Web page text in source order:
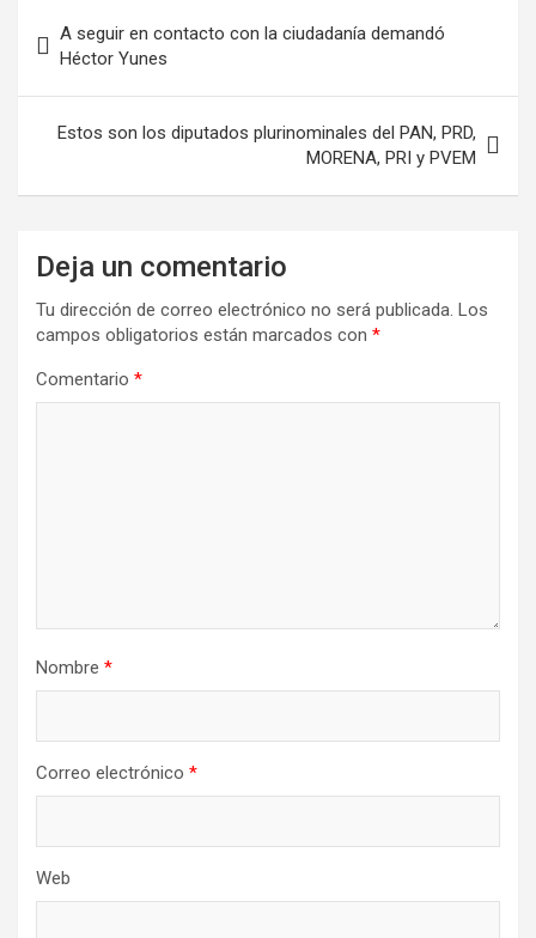
A seguir en contacto con la ciudadanía demandó
Héctor Yunes
Estos son los diputados plurinominales del PAN, PRD,
MORENA, PRI y PVEM
Deja un comentario
Tu dirección de correo electrónico no será publicada. Los
campos obligatorios están marcados con *
Comentario *
Nombre *
Correo electrónico *
Web